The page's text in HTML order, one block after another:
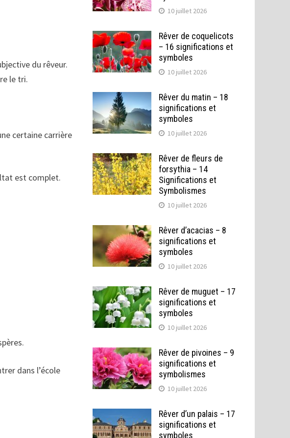
du rêveur.
le tri.
certaine carrière
est complet.
dans l’école
10 juillet 2026
Rêver de coquelicots
– 16 significations et
symboles
10 juillet 2026
Rêver du matin – 18
significations et
symboles
10 juillet 2026
Rêver de fleurs de
forsythia – 14
Significations et
Symbolismes
10 juillet 2026
Rêver d’acacias – 8
significations et
symboles
10 juillet 2026
Rêver de muguet – 17
significations et
symboles
10 juillet 2026
Rêver de pivoines – 9
significations et
symbolismes
10 juillet 2026
Rêver d’un palais – 17
significations et
symboles